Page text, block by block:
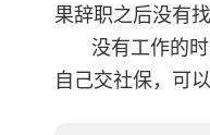
果辞职之后没有
没有工作的
自己交社保，可